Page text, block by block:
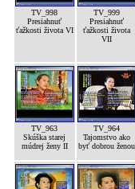
TV_998
Presiahnuť
ťažkosti života VI
TV_999
Presiahnuť
ťažkosti života
VII
TV_963
Skúška starej
múdrej ženy II
TV_964
Tajomstvo ako
byť dobrou ženou